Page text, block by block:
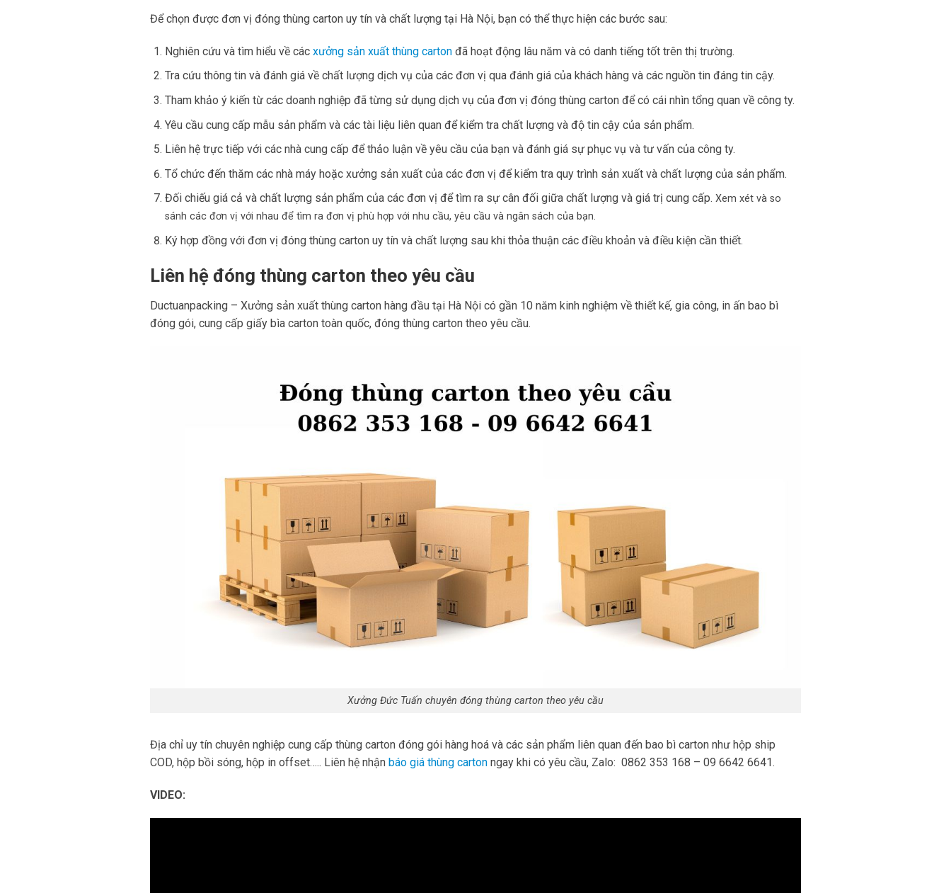
Để chọn được đơn vị đóng thùng carton uy tín và chất lượng tại Hà Nội, bạn có thể thực hiện các bước sau:
Nghiên cứu và tìm hiểu về các xưởng sản xuất thùng cartonđã hoạt động lâu năm và có danh tiếng tốt trên thị trường.
Tra cứu thông tin và đánh giá về chất lượng dịch vụ của các đơn vị qua đánh giá của khách hàng và các nguồn tin đáng tin cậy.
Tham khảo ý kiến từ các doanh nghiệp đã từng sử dụng dịch vụ của đơn vị đóng thùng carton để có cái nhìn tổng quan về công ty.
Yêu cầu cung cấp mẫu sản phẩm và các tài liệu liên quan để kiểm tra chất lượng và độ tin cậy của sản phẩm.
Liên hệ trực tiếp với các nhà cung cấp để thảo luận về yêu cầu của bạn và đánh giá sự phục vụ và tư vấn của công ty.
Tổ chức đến thăm các nhà máy hoặc xưởng sản xuất của các đơn vị để kiểm tra quy trình sản xuất và chất lượng của sản phẩm.
Đối chiếu giá cả và chất lượng sản phẩm của các đơn vị để tìm ra sự cân đối giữa chất lượng và giá trị cung cấp. Xem xét và so
sánh các đơn vị với nhau để tìm ra đơn vị phù hợp với nhu cầu, yêu cầu và ngân sách của bạn.
Ký hợp đồng với đơn vị đóng thùng carton uy tín và chất lượng sau khi thỏa thuận các điều khoản và điều kiện cần thiết.
Liên hệ đóng thùng carton theo yêu cầu
Ductuanpacking – Xưởng sản xuất thùng carton hàng đầu tại Hà Nội có gần 10 năm kinh nghiệm về thiết kế, gia công, in ấn bao bì
đóng gói, cung cấp giấy bìa carton toàn quốc, đóng thùng carton theo yêu cầu.
Xưởng Đức Tuấn chuyên đóng thùng carton theo yêu cầu
Địa chỉ uy tín chuyên nghiệp cung cấp thùng carton đóng gói hàng hoá và các sản phẩm liên quan đến bao bì carton như hộp ship
COD, hộp bồi sóng, hộp in offset….. Liên hệ nhận báo giá thùng carton ngay khi có yêu cầu, Zalo: 0862 353 168 – 09 6642 6641.
VIDEO: